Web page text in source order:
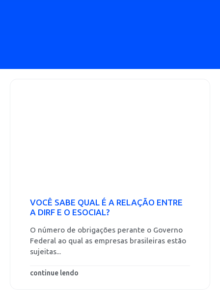
VOCÊ SABE QUAL É A RELAÇÃO ENTRE
A DIRF E O ESOCIAL?
O número de obrigações perante o Governo
Federal ao qual as empresas brasileiras estão
sujeitas...
continue lendo